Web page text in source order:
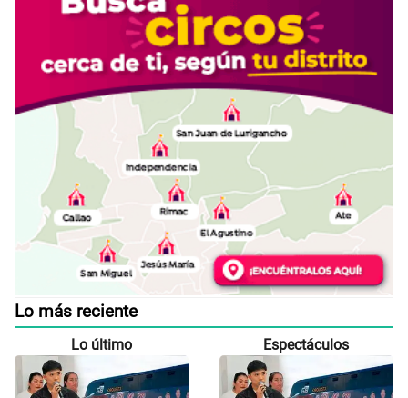
Lo más reciente
Lo último Espectáculos